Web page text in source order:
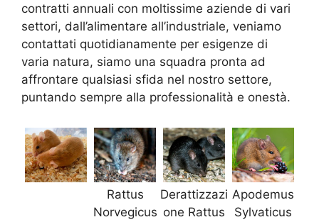
contratti annuali con moltissime aziende di vari
settori, dall’alimentare all’industriale, veniamo
contattati quotidianamente per esigenze di
varia natura, siamo una squadra pronta ad
affrontare qualsiasi sfida nel nostro settore,
puntando sempre alla professionalità e onestà.
Rattus
Norvegicus
Derattizzazi
one Rattus
Apodemus
Sylvaticus